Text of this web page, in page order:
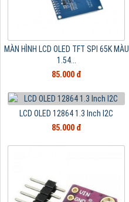
MÀN HÌNH LCD OLED TFT SPI 65K MÀU
1.54...
85.000 đ
LCD OLED 12864 1.3 Inch I2C
85.000 đ